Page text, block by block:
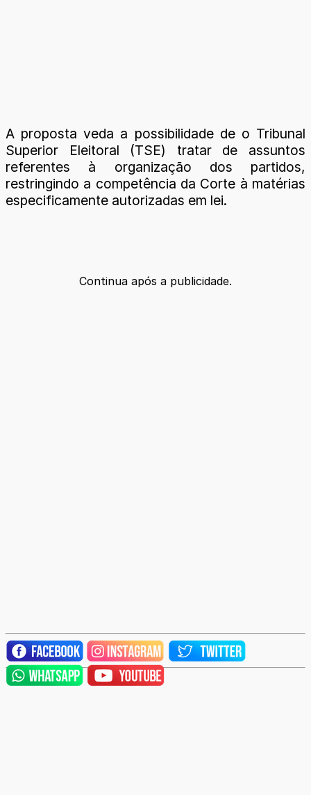
A proposta veda a possibilidade de o Tribunal
Superior Eleitoral (TSE) tratar de assuntos
referentes à organização dos partidos,
restringindo a competência da Corte à matérias
especificamente autorizadas em lei.
Continua após a publicidade.